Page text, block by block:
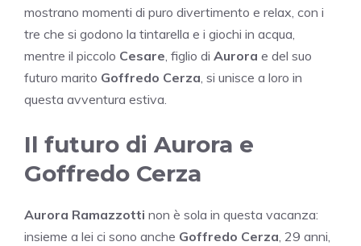
mostrano momenti di puro divertimento e relax, con i
tre che si godono la tintarella e i giochi in acqua,
mentre il piccolo Cesare, figlio di Aurora e del suo
futuro marito Goffredo Cerza, si unisce a loro in
questa avventura estiva.
Il futuro di Aurora e
Goffredo Cerza
Aurora Ramazzotti non è sola in questa vacanza:
insieme a lei ci sono anche Goffredo Cerza, 29 anni,